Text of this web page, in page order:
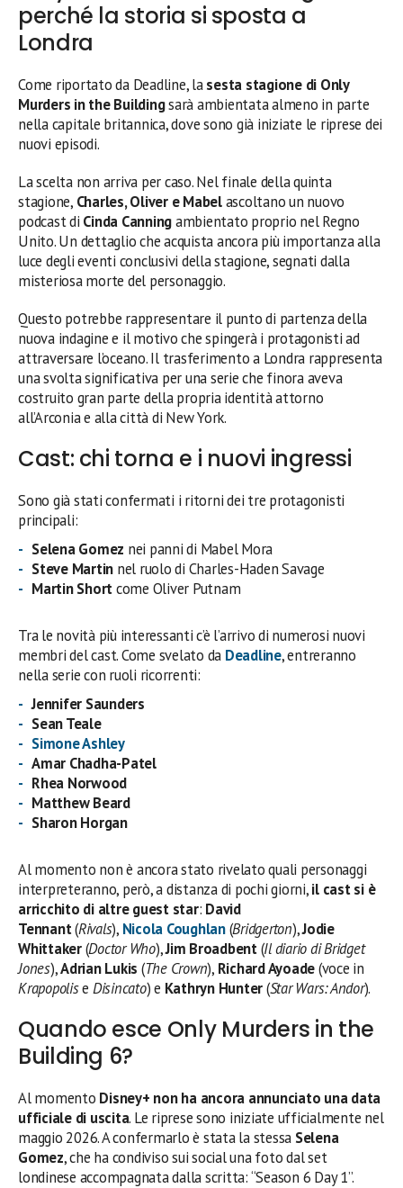
perché la storia si sposta a
Londra
Come riportato da Deadline, lasesta stagione di Only
Murders in the Buildingsarà ambientata almeno in parte
nella capitale britannica, dove sono già iniziate le riprese dei
nuovi episodi.
La scelta non arriva per caso. Nel finale della quinta
stagione, Charles, Oliver e Mabelascoltano un nuovo
podcast di Cinda Canningambientato proprio nel Regno
Unito. Un dettaglio che acquista ancora più importanza alla
luce degli eventi conclusivi della stagione, segnati dalla
misteriosa morte del personaggio.
Questo potrebbe rappresentare il punto di partenza della
nuova indagine e il motivo che spingerà i protagonisti ad
attraversare l’oceano. Il trasferimento a Londra rappresenta
una svolta significativa per una serie che finora aveva
costruito gran parte della propria identità attorno
all’Arconia e alla città di New York.
Cast: chi torna e i nuovi ingressi
Sono già stati confermati i ritorni dei tre protagonisti
principali:
Selena Gomez nei panni di Mabel Mora
Steve Martin nel ruolo di Charles-Haden Savage
Martin Shortcome Oliver Putnam
Tra le novità più interessanti c’è l’arrivo di numerosi nuovi
membri del cast. Come svelato da Deadline, entreranno
nella serie con ruoli ricorrenti:
Jennifer Saunders
Sean Teale
Simone Ashley
Amar Chadha-Patel
Rhea Norwood
Matthew Beard
Sharon Horgan
Al momento non è ancora stato rivelato quali personaggi
interpreteranno, però, a distanza di pochi giorni,il cast si è
arricchito di altre guest star: David
Tennant(Rivals), Nicola Coughlan(Bridgerton),Jodie
Whittaker(Doctor Who),Jim Broadbent(Il diario di Bridget
Jones),Adrian Lukis (The Crown), Richard Ayoade(voce in
Krapopolise Disincato) e Kathryn Hunter(Star Wars: Andor).
Quando esce Only Murders in the
Building 6?
Al momento Disney+ non ha ancora annunciato una data
ufficiale di uscita. Le riprese sono iniziate ufficialmente nel
maggio 2026. A confermarlo è stata la stessa Selena
Gomez, che ha condiviso sui social una foto dal set
londinese accompagnata dalla scritta: “Season 6 Day 1”.